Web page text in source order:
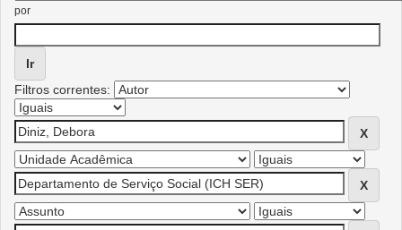
por
Filtros correntes: